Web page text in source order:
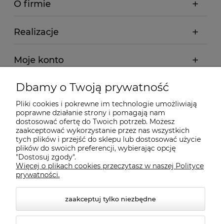
O firmie
Realizacje
Moje konto
Regulamin
Dostawa - realizacja
Gwarancja i zwroty
Pomoc
Dbamy o Twoją prywatność
Pliki cookies i pokrewne im technologie umożliwiają
poprawne działanie strony i pomagają nam
dostosować ofertę do Twoich potrzeb. Możesz
zaakceptować wykorzystanie przez nas wszystkich
tych plików i przejść do sklepu lub dostosować użycie
plików do swoich preferencji, wybierając opcję
"Dostosuj zgody".
Więcej o plikach cookies przeczytasz w naszej Polityce
prywatności.
zaakceptuj tylko niezbędne